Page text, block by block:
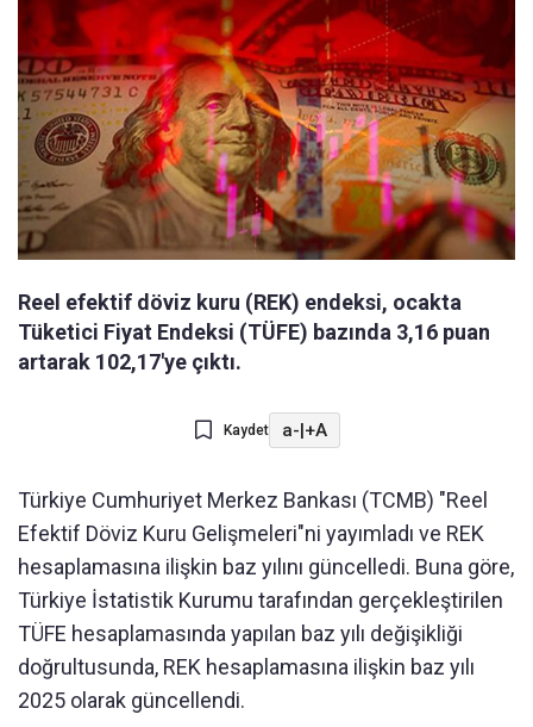
Reel efektif döviz kuru (REK) endeksi, ocakta
Tüketici Fiyat Endeksi (TÜFE) bazında 3,16 puan
artarak 102,17'ye çıktı.
Kaydet a-|+A
Türkiye Cumhuriyet Merkez Bankası (TCMB) "Reel
Efektif Döviz Kuru Gelişmeleri"ni yayımladı ve REK
hesaplamasına ilişkin baz yılını güncelledi. Buna göre,
Türkiye İstatistik Kurumu tarafından gerçekleştirilen
TÜFE hesaplamasında yapılan baz yılı değişikliği
doğrultusunda, REK hesaplamasına ilişkin baz yılı
2025 olarak güncellendi.